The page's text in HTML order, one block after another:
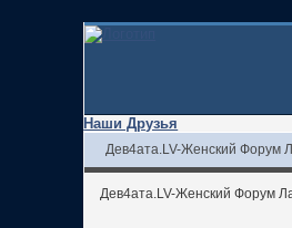
Наши Друзья
Дев4ата.LV-Женский Форум
Дев4ата.LV-Женский Форум